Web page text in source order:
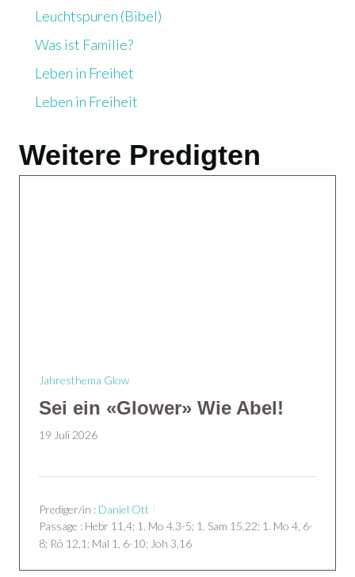
Leuchtspuren (Bibel)
Was ist Familie?
Leben in Freihet
Leben in Freiheit
Weitere Predigten
Jahresthema Glow
Sei ein «Glower» Wie Abel!
19 Juli 2026
Prediger/in : Daniel Ott
Passage : Hebr 11,4; 1. Mo 4,3-5; 1. Sam 15,22; 1. Mo 4, 6-
8; Rö 12,1; Mal 1, 6-10; Joh 3,16